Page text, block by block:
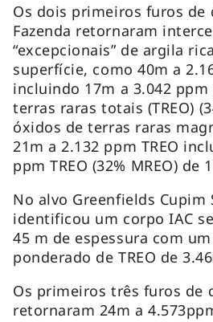
Os dois primeiros furos de
Fazenda retornaram
“excepcionais” de argila
superfície, como 40m a
incluindo 17m a 3.042
terras raras totais (TREO)
óxidos de terras raras
21m a 2.132 ppm TREO
ppm TREO (32% MREO) de
No alvo Greenfields Cupim
identificou um corpo IAC
45 m de espessura com
ponderado de TREO de
Os primeiros três furos de
retornaram 24m a